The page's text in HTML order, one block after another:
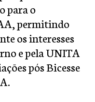
para o
permitindo
os interesses
e pela UNITA
pós Bicesse